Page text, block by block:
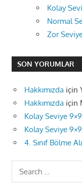
Kolay
Normal
Zor
SON YORUMLAR
Hakkımızda için
Hakkımızda için
Kolay Seviye
Kolay Seviye
4. Sınıf Bölme
Search
for: